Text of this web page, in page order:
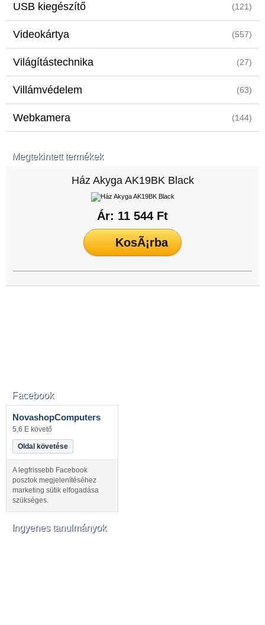
USB kiegészítő (121)
Videokártya (557)
Világítástechnika (27)
Villámvédelem (63)
Webkamera (144)
Megtekintett termékek
Ház Akyga AK19BK Black
Ár: 11 544 Ft
Facebook
NovashopComputers
5,6 E követő
Oldal követése
A legfrissebb Facebook
posztok megjelenítéséhez
marketing sütik elfogadása
szükséges.
Ingyenes tanulmányok